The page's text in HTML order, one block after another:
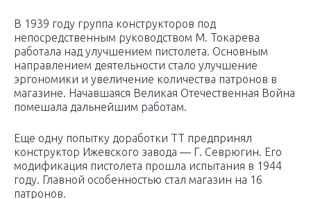
В 1939 году группа конструкторов под
непосредственным руководством М. Токарева
работала над улучшением пистолета. Основным
направлением деятельности стало улучшение
эргономики и увеличение количества патронов в
магазине. Начавшаяся Великая Отечественная Война
помешала дальнейшим работам.
Еще одну попытку доработки ТТ предпринял
конструктор Ижевского завода — Г. Севрюгин. Его
модификация пистолета прошла испытания в 1944
году. Главной особенностью стал магазин на 16
патронов.